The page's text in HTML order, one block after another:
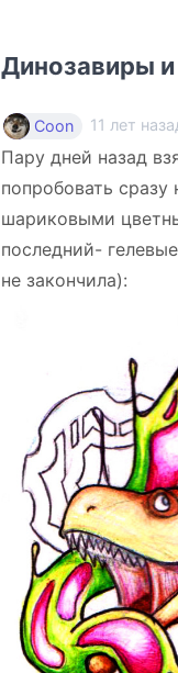
Динозавиры
Coon 11 лет
Пару дней назад
попробовать сразу
шариковыми
последний-
не закончила):